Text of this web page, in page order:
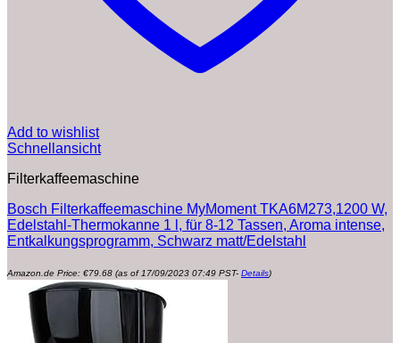
Add to wishlist
Schnellansicht
Filterkaffeemaschine
Bosch Filterkaffeemaschine MyMoment TKA6M273,1200 W,
Edelstahl-Thermokanne 1 l, für 8-12 Tassen, Aroma intense,
Entkalkungsprogramm, Schwarz matt/Edelstahl
Amazon.de Price: €79.68 (as of 17/09/2023 07:49 PST- Details)